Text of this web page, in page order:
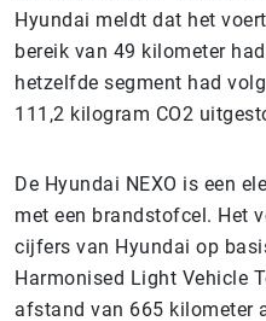
Hyundai meldt dat het
bereik van 49 kilometer
hetzelfde segment had
111,2 kilogram CO2
De Hyundai NEXO is een
met een brandstofcel. Het
cijfers van Hyundai op
Harmonised Light Vehicle
afstand van 665 kilometer